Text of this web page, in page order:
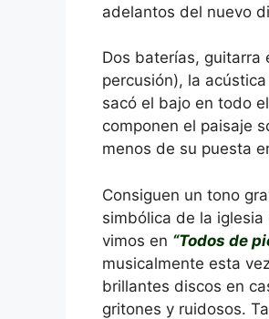
adelantos del nuevo
Dos baterías, guitarra
percusión), la
sacó el bajo en todo
componen el paisaje
menos de su puesta
Consiguen un tono
simbólica de la
vimos en “Todos de
musicalmente esta
brillantes discos en
gritones y ruidosos.